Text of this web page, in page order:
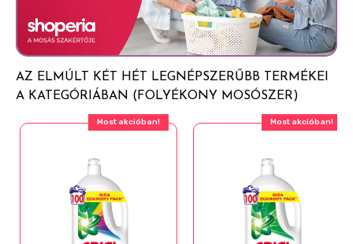
eltávolítása, ha könnyen megoldható. Az öblítés
folytatása. Ha a szemirritáció nem múlik el: Orvosi
ellátást kell kérni.
AZ ELMÚLT KÉT HÉT LEGNÉPSZERŰBB TERMÉKEI
A KATEGÓRIÁBAN (FOLYÉKONY MOSÓSZER)
Most akcióban! Most akcióban!